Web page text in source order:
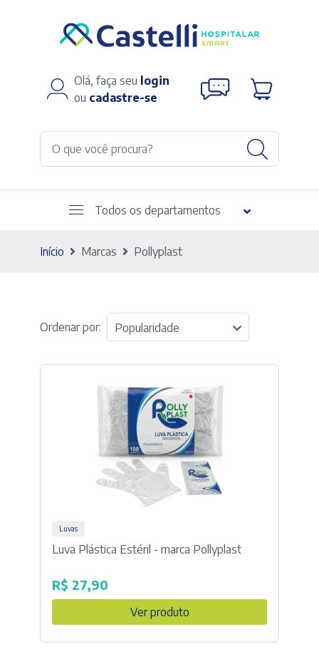
Olá, faça seu login
ou cadastre-se
Todos os departamentos
Início Marcas Pollyplast
Ordenar por: Popularidade
Luvas
Luva Plástica Estéril - marca Pollyplast
R$ 27,90
Ver produto